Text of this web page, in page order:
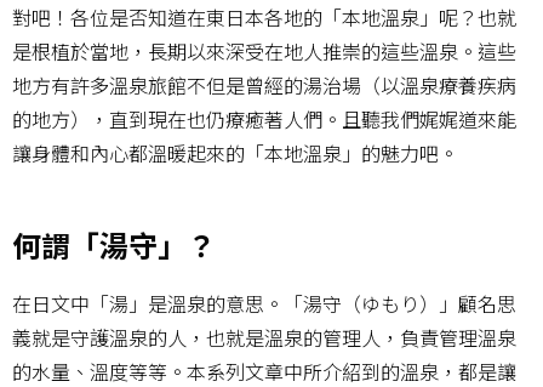
對吧！各位是否知道在東日本各地的「本地溫泉」呢？也就
是根植於當地，長期以來深受在地人推崇的這些溫泉。這些
地方有許多溫泉旅館不但是曾經的湯治場（以溫泉療養疾病
的地方），直到現在也仍療癒著人們。且聽我們娓娓道來能
讓身體和內心都溫暖起來的「本地溫泉」的魅力吧。
何謂「湯守」？
在日文中「湯」是溫泉的意思。「湯守（ゆもり）」顧名思
義就是守護溫泉的人，也就是溫泉的管理人，負責管理溫泉
的水量、溫度等等。本系列文章中所介紹到的溫泉，都是讓